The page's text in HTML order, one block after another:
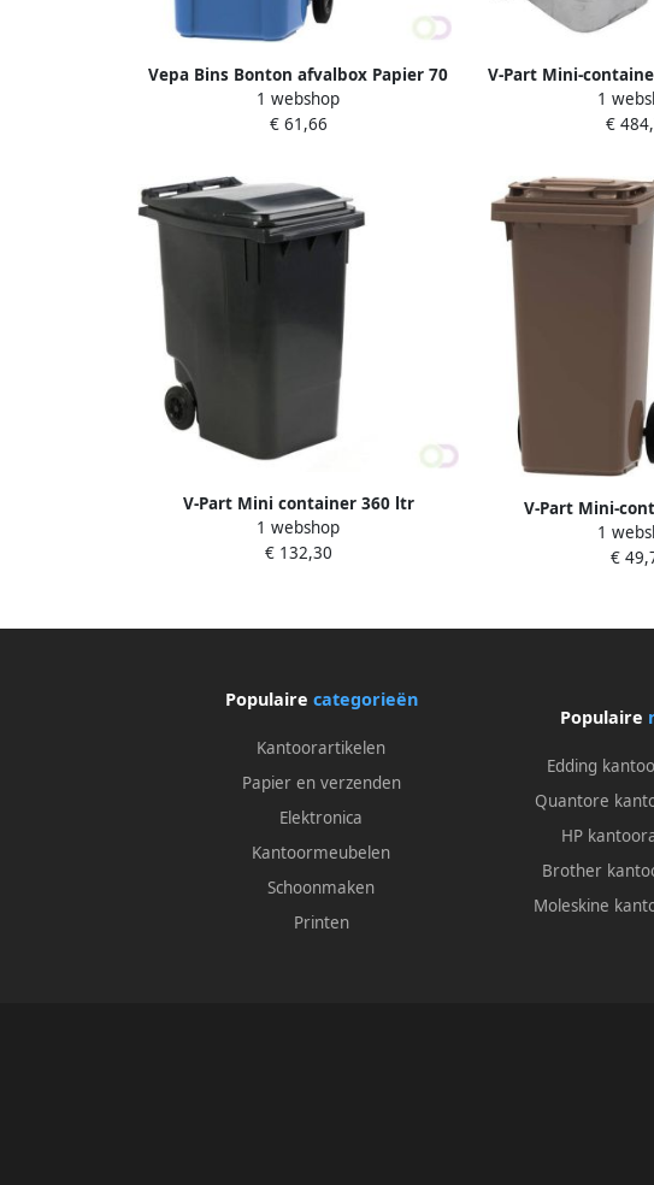
Vepa Bins Bonton afvalbox Papier 70
liter
1 webshop
€ 61,66
V-Part Mini-
1
€
V-Part Mini container 360 ltr
1 webshop
€ 132,30
V-Part Mini-
1
€
Populaire categorieën
Kantoorartikelen
Papier en verzenden
Elektronica
Kantoormeubelen
Schoonmaken
Printen
Populaire
Edding
Quantore
HP
Brother
Moleskine